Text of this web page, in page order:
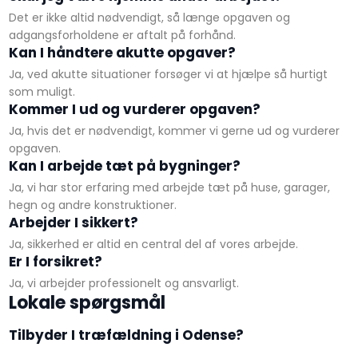
Det er ikke altid nødvendigt, så længe opgaven og
adgangsforholdene er aftalt på forhånd.
Kan I håndtere akutte opgaver?
Ja, ved akutte situationer forsøger vi at hjælpe så hurtigt
som muligt.
Kommer I ud og vurderer opgaven?
Ja, hvis det er nødvendigt, kommer vi gerne ud og vurderer
opgaven.
Kan I arbejde tæt på bygninger?
Ja, vi har stor erfaring med arbejde tæt på huse, garager,
hegn og andre konstruktioner.
Arbejder I sikkert?
Ja, sikkerhed er altid en central del af vores arbejde.
Er I forsikret?
Ja, vi arbejder professionelt og ansvarligt.
​Lokale spørgsmål
Tilbyder I træfældning i Odense?